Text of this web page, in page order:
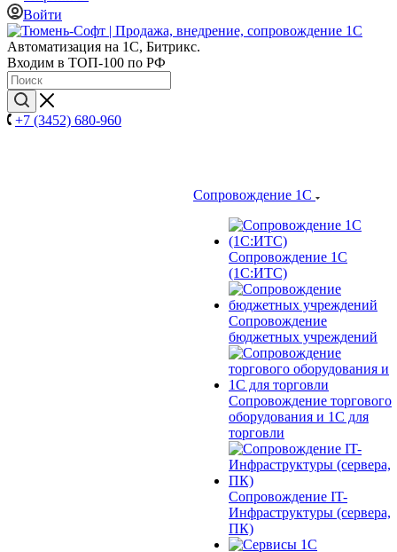
Войти
Автоматизация на 1С, Битрикс.
Входим в ТОП-100 по РФ
+7 (3452) 680-960
Сопровождение 1С
Сопровождение 1С
(1С:ИТС)
Сопровождение
бюджетных учреждений
Сопровождение торгового
оборудования и 1С для
торговли
Сопровождение IT-
Инфраструктуры (сервера,
ПК)